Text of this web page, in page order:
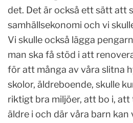
det. Det är också ett sätt att
samhällsekonomi och vi
Vi skulle också lägga
man ska få stöd i att
för att många av våra slitna
skolor, äldreboende, skulle
riktigt bra miljöer, att bo i, att
äldre i och där våra barn kan